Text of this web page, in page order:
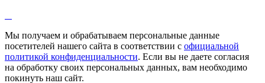
Мы получаем и обрабатываем персональные данные
посетителей нашего сайта в соответствии с официальной
политикой конфиденциальности. Если вы не даете согласия
на обработку своих персональных данных, вам необходимо
покинуть наш сайт.